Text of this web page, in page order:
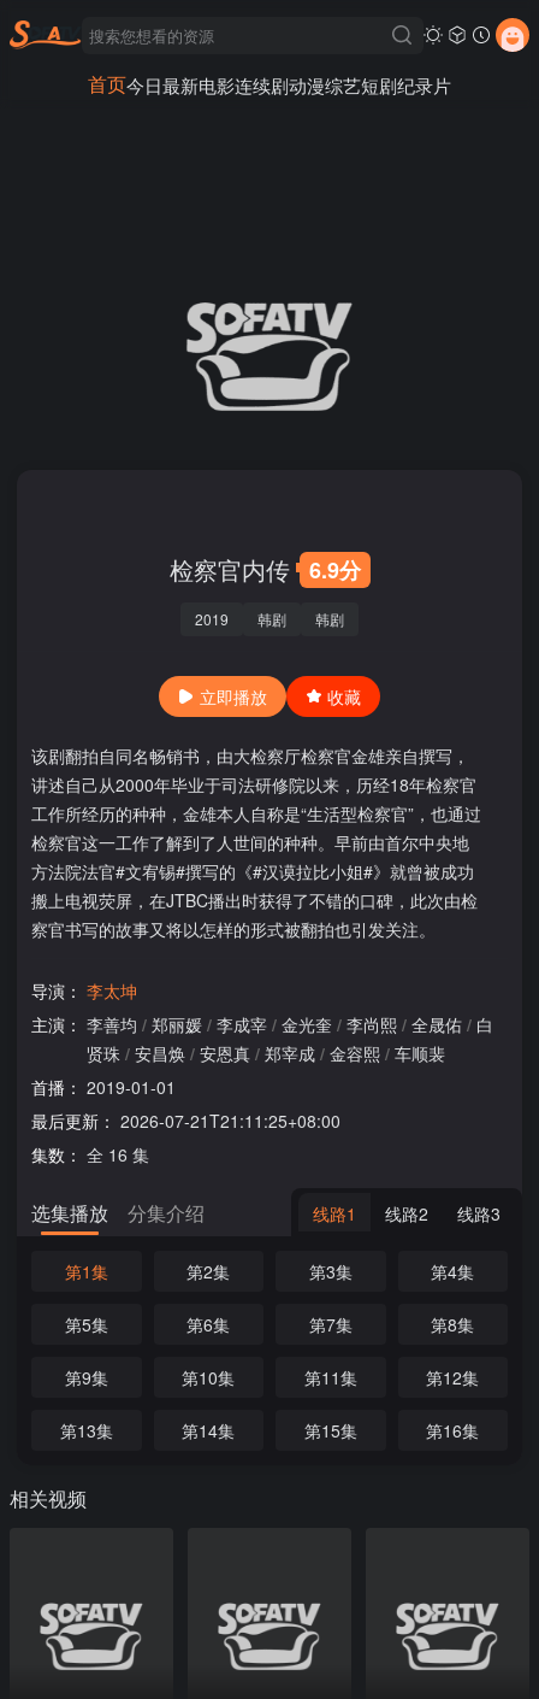
首页今日最新电影连续剧动漫综艺短剧纪录片
检察官内传 6.9分
2019 韩剧 韩剧
立即播放 收藏
该剧翻拍自同名畅销书，由大检察厅检察官金雄亲自撰写，
讲述自己从2000年毕业于司法研修院以来，历经18年检察官
工作所经历的种种，金雄本人自称是“生活型检察官”，也通过
检察官这一工作了解到了人世间的种种。早前由首尔中央地
方法院法官#文宥锡#撰写的《#汉谟拉比小姐#》就曾被成功
搬上电视荧屏，在JTBC播出时获得了不错的口碑，此次由检
察官书写的故事又将以怎样的形式被翻拍也引发关注。
导演： 李太坤
主演： 李善均 / 郑丽媛 / 李成宰 / 金光奎 / 李尚熙 / 全晟佑 / 白
贤珠 / 安昌焕 / 安恩真 / 郑宰成 / 金容熙 / 车顺裴
首播： 2019-01-01
最后更新： 2026-07-21T21:11:25+08:00
集数： 全 16 集
选集播放 分集介绍 线路1 线路2 线路3
第1集 第2集 第3集 第4集
第5集 第6集 第7集 第8集
第9集 第10集 第11集 第12集
第13集 第14集 第15集 第16集
相关视频